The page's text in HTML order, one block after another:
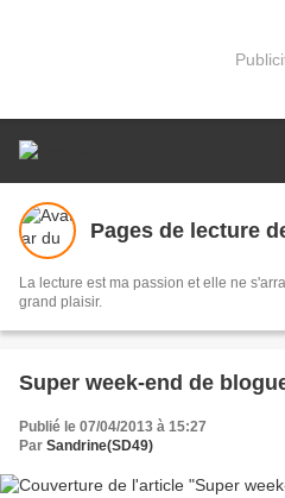
Pages de lecture
La lecture est ma passion et elle ne
grand plaisir.
Super week-end de
Publié le 07/04/2013 à 15:27
Par Sandrine(SD49)